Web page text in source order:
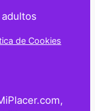
de Cookies